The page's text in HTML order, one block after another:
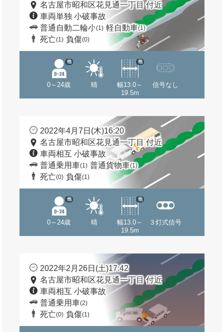
名古屋市昭和区花見通一丁目 付近
車両単独 小破事故
普通自動二輪小(1) 軽自動車(1)
死亡(1) 負傷(0)
0～24歳
他
晴
幅13.0～
19.5m
他
信号なし
2022年4月7日(木)16:20
名古屋市昭和区花見通一丁目 付近
車両相互 小破事故
普通乗用車(1) 普通貨物車(1)
死亡(0) 負傷(1)
0～24歳
他
晴
幅13.0～
19.5m
他
３灯式信号
2022年2月26日(土)17:42
名古屋市昭和区花見通一丁目 付近
車両相互 小破事故
普通乗用車(2)
死亡(0) 負傷(1)